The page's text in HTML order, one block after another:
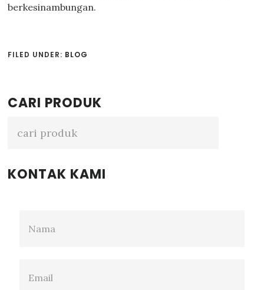
berkesinambungan.
FILED UNDER: BLOG
Primary
Sidebar
CARI PRODUK
KONTAK KAMI